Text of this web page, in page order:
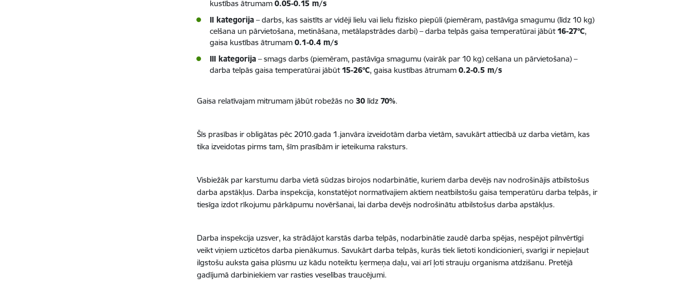
kustības ātrumam0.05-0.15 m/s
II kategorija – darbs, kas saistīts ar vidēji lielu vai lielu fizisko piepūli (piemēram, pastāvīga smagumu (līdz 10 kg)
celšana un pārvietošana, metināšana, metālapstrādes darbi) – darba telpās gaisa temperatūrai jābūt16-27°C,
gaisa kustības ātrumam0.1-0.4 m/s
III kategorija – smags darbs (piemēram, pastāvīga smagumu (vairāk par 10 kg) celšana un pārvietošana) –
darba telpās gaisa temperatūrai jābūt15-26°C, gaisa kustības ātrumam0.2-0.5 m/s
Gaisa relatīvajam mitrumam jābūt robežās no30 līdz70%.
Šīs prasības ir obligātas pēc 2010.gada 1.janvāra izveidotām darba vietām, savukārt attiecībā uz darba vietām, kas
tika izveidotas pirms tam, šīm prasībām ir ieteikuma raksturs.
Visbiežāk par karstumu darba vietā sūdzas birojos nodarbinātie, kuriem darba devējs nav nodrošinājis atbilstošus
darba apstākļus. Darba inspekcija, konstatējot normatīvajiem aktiem neatbilstošu gaisa temperatūru darba telpās, ir
tiesīga izdot rīkojumu pārkāpumu novēršanai, lai darba devējs nodrošinātu atbilstošus darba apstākļus.
Darba inspekcija uzsver, ka strādājot karstās darba telpās, nodarbinātie zaudē darba spējas, nespējot pilnvērtīgi
veikt viņiem uzticētos darba pienākumus. Savukārt darba telpās, kurās tiek lietoti kondicionieri, svarīgi ir nepieļaut
ilgstošu auksta gaisa plūsmu uz kādu noteiktu ķermeņa daļu, vai arī ļoti strauju organisma atdzišanu. Pretējā
gadījumā darbiniekiem var rasties veselības traucējumi.